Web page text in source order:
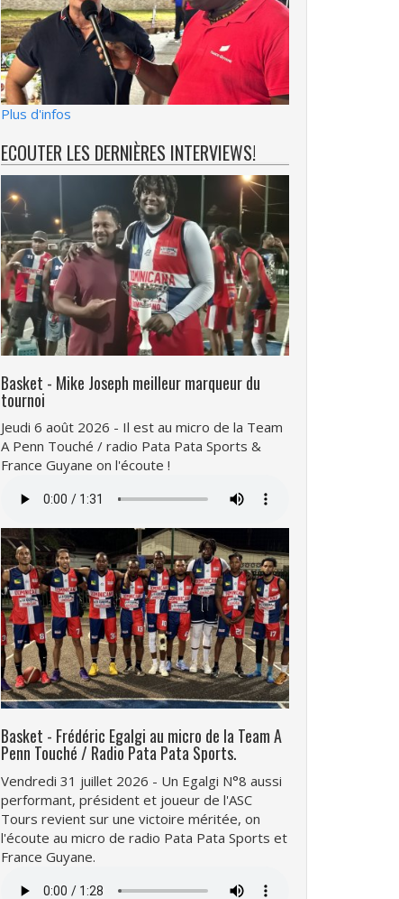
Plus d'infos
ECOUTER LES DERNIÈRES INTERVIEWS!
Basket - Mike Joseph meilleur marqueur du
tournoi
Jeudi 6 août 2026 - Il est au micro de la Team
A Penn Touché / radio Pata Pata Sports &
France Guyane on l'écoute !
audio
Basket - Frédéric Egalgi au micro de la Team A
Penn Touché / Radio Pata Pata Sports.
Vendredi 31 juillet 2026 - Un Egalgi N°8 aussi
performant, président et joueur de l'ASC
Tours revient sur une victoire méritée, on
l'écoute au micro de radio Pata Pata Sports et
France Guyane.
audio